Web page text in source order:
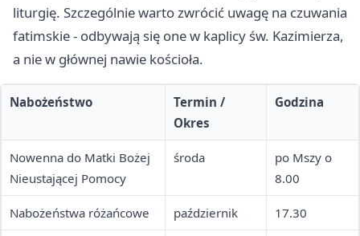
liturgię. Szczególnie warto zwrócić uwagę na czuwania
fatimskie - odbywają się one w kaplicy św. Kazimierza,
a nie w głównej nawie kościoła.
Nabożeństwo
Termin /
Okres
Godzina
Nowenna do Matki Bożej
Nieustającej Pomocy
środa
po Mszy o
8.00
Nabożeństwa różańcowe październik 17.30